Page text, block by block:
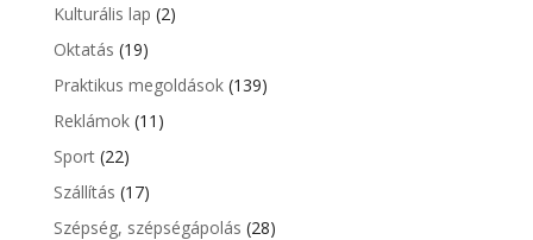
Kulturális lap (2)
Oktatás (19)
Praktikus megoldások(139)
Reklámok(11)
Sport(22)
Szállítás (17)
Szépség, szépségápolás (28)